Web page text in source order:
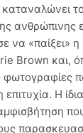
καταναλώνει
ανθρώπινης
να «παίξει»
Brown και,
φωτογραφίες
Η